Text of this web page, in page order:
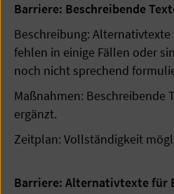
Barriere: Beschreibende
Beschreibung:
fehlen in einige Fällen oder
noch nicht sprechend
Maßnahmen: Beschreibende
ergänzt.
Zeitplan: Vollständigkeit
Barriere: Alternativtexte für